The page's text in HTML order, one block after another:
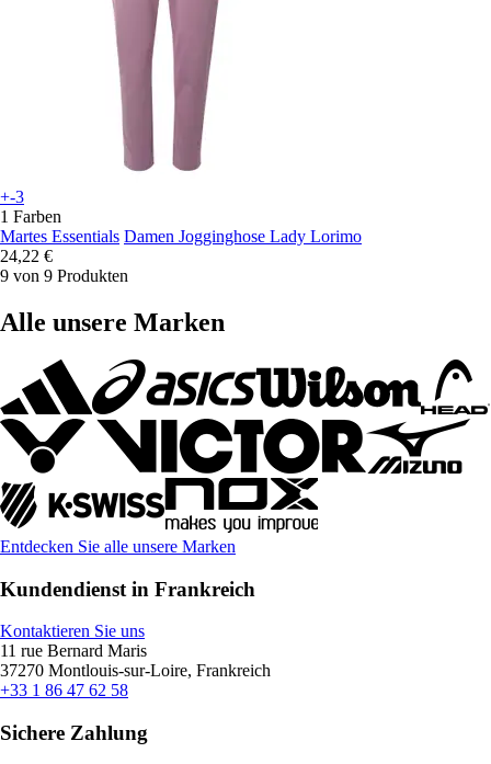
+-3
1 Farben
Martes Essentials Damen Jogginghose Lady Lorimo
24,22 €
9 von 9 Produkten
Alle unsere Marken
Entdecken Sie alle unsere Marken
Kundendienst in Frankreich
Kontaktieren Sie uns
11 rue Bernard Maris
37270 Montlouis-sur-Loire, Frankreich
+33 1 86 47 62 58
Sichere Zahlung